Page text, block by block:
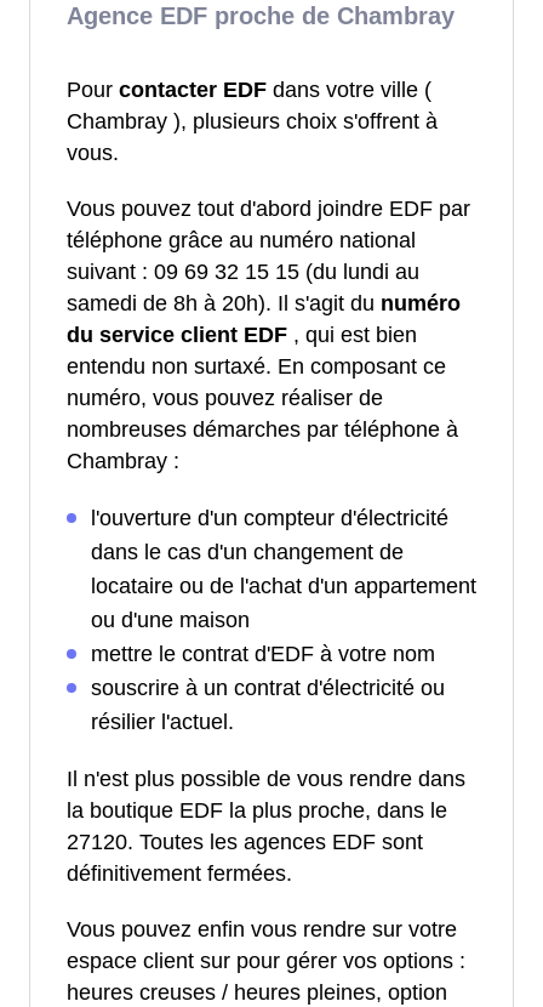
Agence EDF proche de Chambray
Pour contacter EDF dans votre ville (
Chambray ), plusieurs choix s'offrent à
vous.
Vous pouvez tout d'abord joindre EDF par
téléphone grâce au numéro national
suivant : 09 69 32 15 15 (du lundi au
samedi de 8h à 20h). Il s'agit du numéro
du service client EDF , qui est bien
entendu non surtaxé. En composant ce
numéro, vous pouvez réaliser de
nombreuses démarches par téléphone à
Chambray :
l'ouverture d'un compteur d'électricité
dans le cas d'un changement de
locataire ou de l'achat d'un appartement
ou d'une maison
mettre le contrat d'EDF à votre nom
souscrire à un contrat d'électricité ou
résilier l'actuel.
Il n'est plus possible de vous rendre dans
la boutique EDF la plus proche, dans le
27120. Toutes les agences EDF sont
définitivement fermées.
Vous pouvez enfin vous rendre sur votre
espace client sur pour gérer vos options :
heures creuses / heures pleines, option